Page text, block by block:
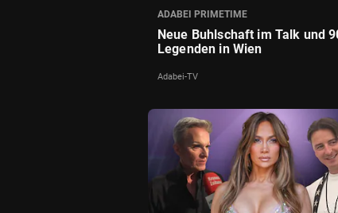
ADABEI PRIMETIME
Neue Buhlschaft im Talk und
Legenden in Wien
Adabei-TV